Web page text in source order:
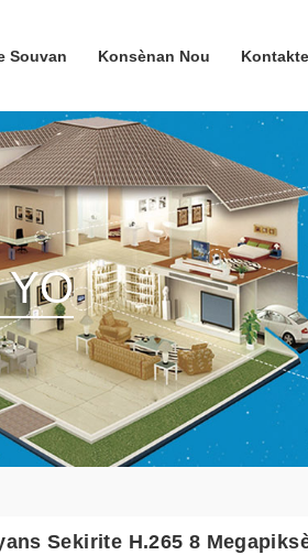
Souvan Konsènan Nou
YO
Sekirite H.265 8